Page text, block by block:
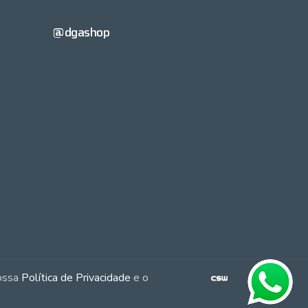
@dgashop
Política de Privacidade e o